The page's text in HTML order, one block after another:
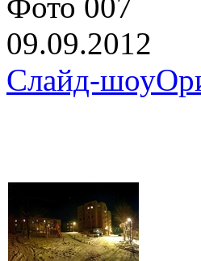
09.09.2012
Слайд-шоу